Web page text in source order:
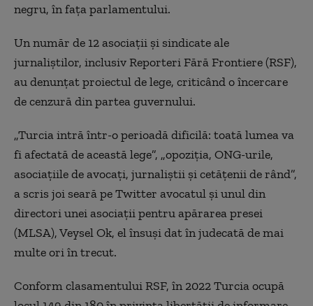
negru, în faţa parlamentului.
Un număr de 12 asociaţii şi sindicate ale
jurnaliştilor, inclusiv Reporteri Fără Frontiere (RSF),
au denunţat proiectul de lege, criticând o încercare
de cenzură din partea guvernului.
„Turcia intră într-o perioadă dificilă: toată lumea va
fi afectată de această lege”, „opoziţia, ONG-urile,
asociaţiile de avocaţi, jurnaliştii şi cetăţenii de rând”,
a scris joi seară pe Twitter avocatul şi unul din
directori unei asociaţii pentru apărarea presei
(MLSA), Veysel Ok, el însuşi dat în judecată de mai
multe ori în trecut.
Conform clasamentului RSF, în 2022 Turcia ocupă